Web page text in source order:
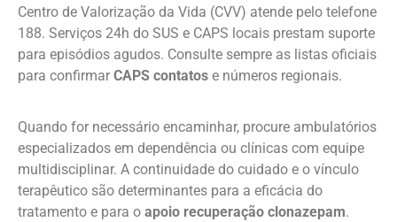
Centro de Valorização da Vida (CVV) atende pelo telefone
188. Serviços 24h do SUS e CAPS locais prestam suporte
para episódios agudos. Consulte sempre as listas oficiais
para confirmar CAPS contatos e números regionais.
Quando for necessário encaminhar, procure ambulatórios
especializados em dependência ou clínicas com equipe
multidisciplinar. A continuidade do cuidado e o vínculo
terapêutico são determinantes para a eficácia do
tratamento e para o apoio recuperação clonazepam.